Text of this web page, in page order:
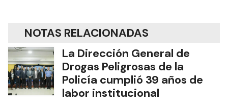
NOTAS RELACIONADAS
La Dirección General de
Drogas Peligrosas de la
Policía cumplió 39 años de
labor institucional